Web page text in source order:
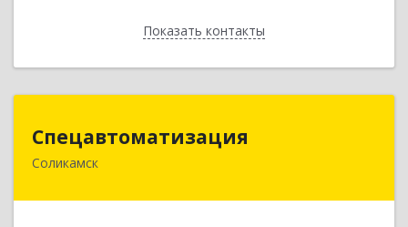
Показать контакты
Назад
Спецавтоматизация
Соликамск